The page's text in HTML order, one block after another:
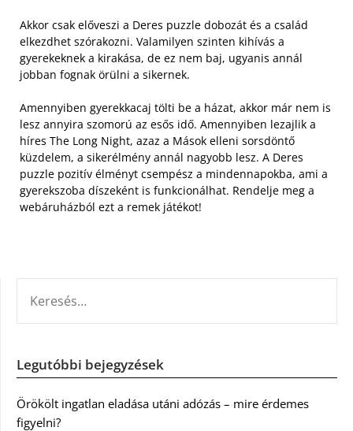
Akkor csak előveszi a Deres puzzle dobozát és a család
elkezdhet szórakozni. Valamilyen szinten kihívás a
gyerekeknek a kirakása, de ez nem baj, ugyanis annál
jobban fognak örülni a sikernek.
Amennyiben gyerekkacaj tölti be a házat, akkor már nem is
lesz annyira szomorú az esős idő. Amennyiben lezajlik a
híres The Long Night, azaz a Mások elleni sorsdöntő
küzdelem, a sikerélmény annál nagyobb lesz. A Deres
puzzle pozitív élményt csempész a mindennapokba, ami a
gyerekszoba díszeként is funkcionálhat. Rendelje meg a
webáruházból ezt a remek játékot!
Legutóbbi bejegyzések
Örökölt ingatlan eladása utáni adózás – mire érdemes
figyelni?